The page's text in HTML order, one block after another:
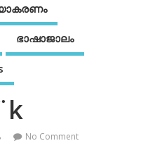
ഭാഷാജാലം
No Comment